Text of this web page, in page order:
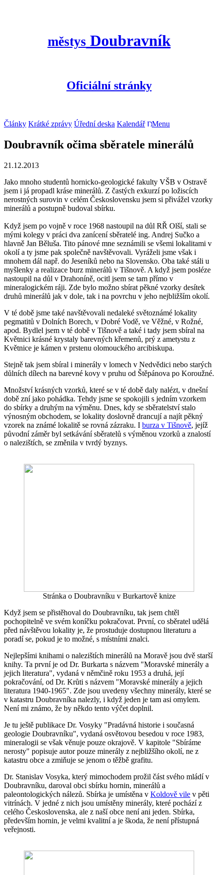
městys Doubravník
Oficiální stránky
Články Krátké zprávy Úřední deska Kalendář Menu
Doubravník očima sběratele minerálů
21.12.2013
Jako mnoho studentů hornicko-geologické fakulty VŠB v Ostravě
jsem i já propadl kráse minerálů. Z častých exkurzí po ložiscích
nerostných surovin v celém Československu jsem si přivážel vzorky
minerálů a postupně budoval sbírku.
Když jsem po vojně v roce 1968 nastoupil na důl RŘ Olší, stali se
mými kolegy v práci dva zanícení sběratelé ing. Andrej Sučko a
hlavně Jan Běluša. Tito pánové mne seznámili se všemi lokalitami v
okolí a ty jsme pak společně navštěvovali. Vyráželi jsme však i
mnohem dál např. do Jeseníků nebo na Slovensko. Oba také stáli u
myšlenky a realizace burz minerálů v Tišnově. A když jsem posléze
nastoupil na důl v Drahoníně, ocitl jsem se tam přímo v
mineralogickém ráji. Zde bylo možno sbírat pěkné vzorky desítek
druhů minerálů jak v dole, tak i na povrchu v jeho nejbližším okolí.
V té době jsme také navštěvovali nedaleké světoznámé lokality
pegmatitů v Dolních Borech, v Dobré Vodě, ve Věžné, v Rožné,
apod. Bydlel jsem v té době v Tišnově a také i tady jsem sbíral na
Květnici krásné krystaly barevných křemenů, prý z ametystu z
Květnice je kámen v prstenu olomouckého arcibiskupa.
Stejně tak jsem sbíral i minerály v lomech v Nedvědici nebo starých
důlních dílech na barevné kovy v pruhu od Štěpánova po Koroužné.
Množství krásných vzorků, které se v té době daly nalézt, v dnešní
době zní jako pohádka. Tehdy jsme se spokojili s jedním vzorkem
do sbírky a druhým na výměnu. Dnes, kdy se sběratelství stalo
výnosným obchodem, se lokality doslovně drancují a najít pěkný
vzorek na známé lokalitě se rovná zázraku. I burza v Tišnově, jejíž
původní záměr byl setkávání sběratelů s výměnou vzorků a znalostí
o nalezištích, se změnila v tvrdý byznys.
Stránka o Doubravníku v Burkartově knize
Když jsem se přistěhoval do Doubravníku, tak jsem chtěl
pochopitelně ve svém koníčku pokračovat. První, co sběratel udělá
před návštěvou lokality je, že prostuduje dostupnou literaturu a
poradí se, pokud je to možné, s místními znalci.
Nejlepšími knihami o nalezištích minerálů na Moravě jsou dvě starší
knihy. Ta první je od Dr. Burkarta s názvem "Moravské minerály a
jejich literatura", vydaná v němčině roku 1953 a druhá, její
pokračování, od Dr. Krůti s názvem "Moravské minerály a jejich
literatura 1940-1965". Zde jsou uvedeny všechny minerály, které se
v katastru Doubravníka nalezly, i když jeden je tam asi omylem.
Není mi známo, že by někdo tento výčet doplnil.
Je tu ještě publikace Dr. Vosyky "Pradávná historie i současná
geologie Doubravníku", vydaná osvětovou besedou v roce 1983,
mineralogii se však věnuje pouze okrajově. V kapitole "Sbíráme
nerosty" popisuje autor pouze minerály z nejbližšího okolí, ne z
katastru obce a zmiňuje se jenom o těžbě grafitu.
Dr. Stanislav Vosyka, který mimochodem prožil část svého mládí v
Doubravníku, daroval obci sbírku hornin, minerálů a
paleontologických nálezů. Sbírka je umístěna v Koldově vile v pěti
vitrínách. V jedné z nich jsou umístěny minerály, které pochází z
celého Československa, ale z naší obce není ani jeden. Sbírka,
především hornin, je velmi kvalitní a je škoda, že není přístupná
veřejnosti.